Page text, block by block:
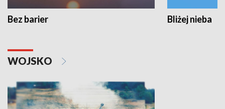
Bez barier Bliżej nieba
WOJSKO